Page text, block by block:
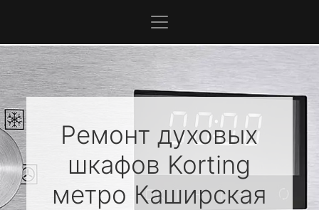
Ремонт духовых
шкафов Korting
метро Каширская